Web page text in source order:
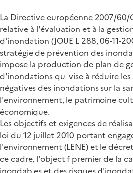
La Directive européenne 2007/
relative à l'évaluation et à la
d'inondation (JOUE L 288, 06-11-
stratégie de prévention des
impose la production de plan de
d'inondations qui vise à réduire
négatives des inondations sur la
l'environnement, le patrimoine
économique.
Les objectifs et exigences de
loi du 12 juillet 2010 portant
l'environnement (LENE) et le
ce cadre, l'objectif premier de la
inondables et des risques